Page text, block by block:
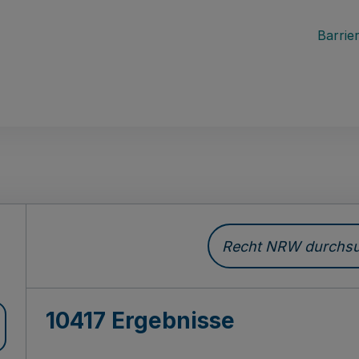
Recht NRW
10417 Ergebnisse